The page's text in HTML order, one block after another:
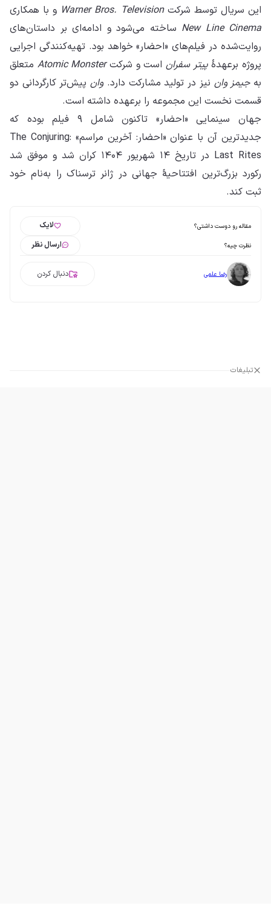
این سریال توسط شرکتWarner Bros. Television و با همکاری
New Line Cinema ساخته می‌شود و ادامه‌ای بر داستان‌های
روایت‌شده در فیلم‌های «احضار» خواهد بود. تهیه‌کنندگی اجرایی
پروژه برعهدهٔپیتر سفراناست و شرکتAtomic Monster متعلق
بهجیمز وان نیز در تولید مشارکت دارد. وانپیش‌تر کارگردانی دو
قسمت نخست این مجموعه را برعهده داشته است.
جهان سینمایی «احضار» تاکنون شامل ۹ فیلم بوده که
جدیدترین آن با عنوان «احضار: آخرین مراسم» The Conjuring:
Last Rites در تاریخ ۱۴ شهریور ۱۴۰۴ کران شد و موفق شد
رکورد بزرگ‌ترین افتتاحیهٔ جهانی در ژانر ترسناک را به‌نام خود
ثبت کند.
مقاله رو دوست داشتی؟ لایک
نظرت چیه؟ ارسال نظر
رضا علمی دنبال کردن
تبلیغات